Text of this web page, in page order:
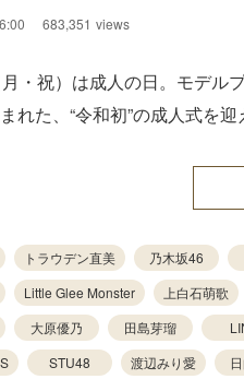
683,351 views
・祝）は成人の日。モデル
れた、“令和初”の成人式を
トラウデン直美 乃木坂46
Little Glee Monster 上白石萌歌
大原優乃 田島芽瑠
STU48 渡辺みり愛